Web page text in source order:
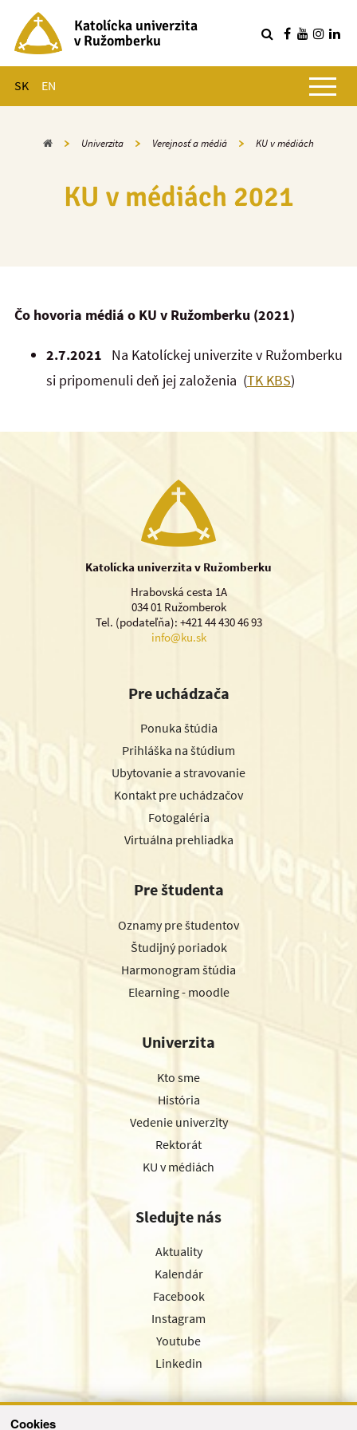
Cookies
Katolícka univerzita
v Ružomberku
SK EN
Hlavné menu
Domov Univerzita Verejnosť a médiá KU v médiách
KU v médiách 2021
Čo hovoria médiá o KU v Ružomberku (2021)
2.7.2021 Na Katolíckej univerzite v Ružomberku
si pripomenuli deň jej založenia (TK KBS)
Katolícka univerzita v Ružomberku
Hrabovská cesta 1A
034 01 Ružomberok
Tel. (podateľňa): +421 44 430 46 93
info@ku.sk
Pre uchádzača
Ponuka štúdia
Prihláška na štúdium
Ubytovanie a stravovanie
Kontakt pre uchádzačov
Fotogaléria
Virtuálna prehliadka
Pre študenta
Oznamy pre študentov
Študijný poriadok
Harmonogram štúdia
Elearning - moodle
Univerzita
Kto sme
História
Vedenie univerzity
Rektorát
KU v médiách
Sledujte nás
Aktuality
Kalendár
Facebook
Instagram
Youtube
Linkedin